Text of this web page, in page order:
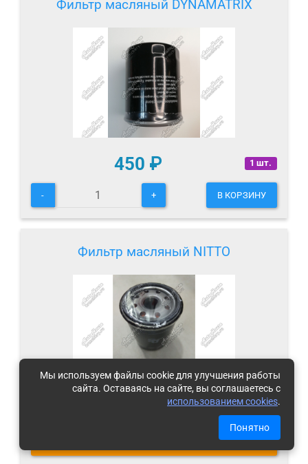
Мы используем файлы cookie для улучшения работы
сайта. Оставаясь на сайте, вы соглашаетесь с
использованием cookies.
Понятно
Фильтр масляный DYNAMATRIX
1 шт.
450 ₽
- + В КОРЗИНУ
Фильтр масляный NITTO
Под заказ )